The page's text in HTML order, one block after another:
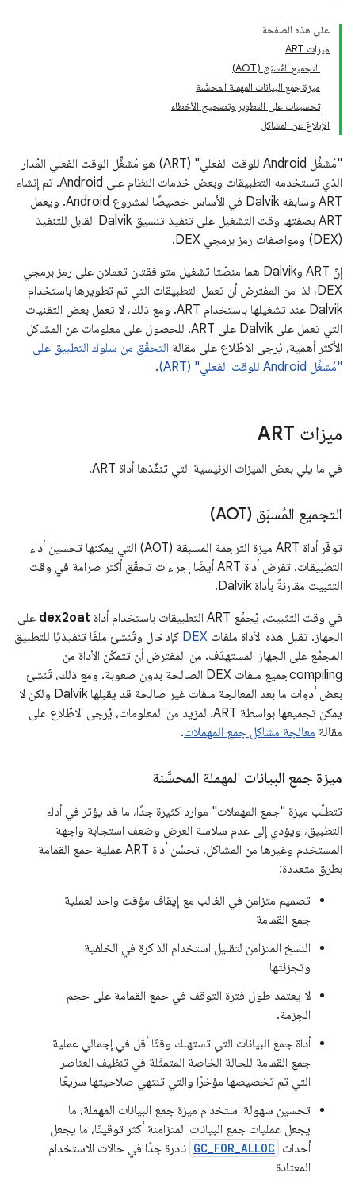
على هذه الصفحة
ميزات ART
التجميع المُسبَق (AOT)
ميزة جمع البيانات المهملة المحسَّنة
تحسينات على التطوير وتصحيح الأخطاء
الإبلاغ عن المشاكل
"مُشغِّل Android للوقت الفعلي" (ART) هو مُشغِّل الوقت الفعلي المُدار
الذي تستخدمه التطبيقات وبعض خدمات النظام على Android. تم إنشاء
ART وسابقه Dalvik في الأساس خصيصًا لمشروع Android. ويعمل
ART بصفتها وقت التشغيل على تنفيذ تنسيق Dalvik القابل للتنفيذ
(DEX) ومواصفات رمز برمجي DEX.
إنّ ART وDalvik هما منصّتا تشغيل متوافقتان تعملان على رمز برمجي
DEX، لذا من المفترض أن تعمل التطبيقات التي تم تطويرها باستخدام
Dalvik عند تشغيلها باستخدام ART. ومع ذلك، لا تعمل بعض التقنيات
التي تعمل على Dalvik على ART. للحصول على معلومات عن المشاكل
الأكثر أهمية، يُرجى الاطّلاع على مقالة التحقّق من سلوك التطبيق على
"مُشغِّل Android للوقت الفعلي" (ART)
.
ميزات ART
في ما يلي بعض الميزات الرئيسية التي تنفّذها أداة ART.
التجميع المُسبَق (AOT)
توفّر أداة ART ميزة الترجمة المسبقة (AOT) التي يمكنها تحسين أداء
التطبيقات. تفرض أداة ART أيضًا إجراءات تحقّق أكثر صرامة في وقت
التثبيت مقارنةً بأداة Dalvik.
في وقت التثبيت، يُجمِّع ART التطبيقات باستخدام أداة
dex2oat على
الجهاز. تقبل هذه الأداة ملفات DEX كإدخال وتُنشئ ملفًا تنفيذيًا للتطبيق
المجمَّع على الجهاز المستهدَف. من المفترض أن تتمكّن الأداة من
compilingجميع ملفات DEX الصالحة بدون صعوبة. ومع ذلك، تُنشئ
بعض أدوات ما بعد المعالجة ملفات غير صالحة قد يقبلها Dalvik ولكن لا
يمكن تجميعها بواسطة ART. لمزيد من المعلومات، يُرجى الاطّلاع على
مقالة معالجة مشاكل جمع المهملات.
ميزة جمع البيانات المهملة المحسَّنة
تتطلّب ميزة "جمع المهملات" موارد كثيرة جدًا، ما قد يؤثر في أداء
التطبيق، ويؤدي إلى عدم سلاسة العرض وضعف استجابة واجهة
المستخدم وغيرها من المشاكل. تحسِّن أداة ART عملية جمع القمامة
بطرق متعددة:
تصميم متزامن في الغالب مع إيقاف مؤقت واحد لعملية
جمع القمامة
النسخ المتزامن لتقليل استخدام الذاكرة في الخلفية
وتجزئتها
لا يعتمد طول فترة التوقف في جمع القمامة على حجم
الحِزمة.
أداة جمع البيانات التي تستهلك وقتًا أقل في إجمالي عملية
جمع القمامة للحالة الخاصة المتمثّلة في تنظيف العناصر
التي تم تخصيصها مؤخرًا والتي تنتهي صلاحيتها سريعًا
تحسين سهولة استخدام ميزة جمع البيانات المهملة، ما
يجعل عمليات جمع البيانات المتزامنة أكثر توقيتًا، ما يجعل
أحداث GC_FOR_ALLOC نادرة جدًا في حالات الاستخدام
المعتادة